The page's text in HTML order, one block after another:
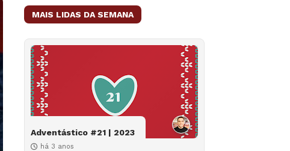
MAIS LIDAS DA SEMANA
Adventástico #21 | 2023
há 3 anos